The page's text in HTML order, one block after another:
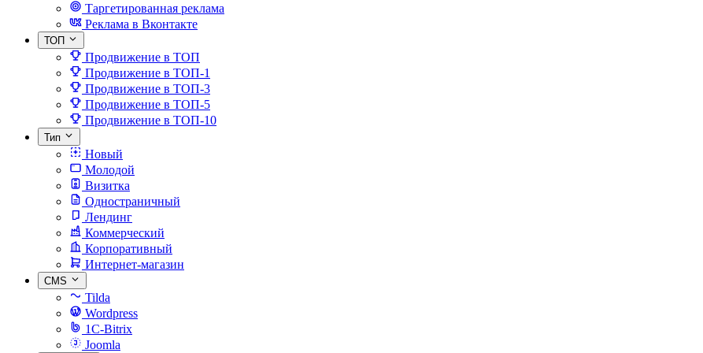
Таргетированная реклама
Реклама в Вконтакте
ТОП
Продвижение в ТОП
Продвижение в ТОП-1
Продвижение в ТОП-3
Продвижение в ТОП-5
Продвижение в ТОП-10
Тип
Новый
Молодой
Визитка
Одностраничный
Лендинг
Коммерческий
Корпоративный
Интернет-магазин
CMS
Tilda
Wordpress
1C-Bitrix
Joomla